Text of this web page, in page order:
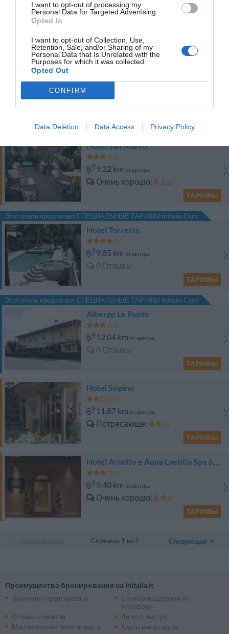
I want to opt-out of processing my
Personal Data for Targeted Advertising.
Opted In
I want to opt-out of Collection, Use,
Retention, Sale, and/or Sharing of my
Personal Data that Is Unrelated with the
Purposes for which it was collected.
Opted Out
CONFIRM
Data Deletion Data Access Privacy Policy
ТАРИФЫ
Потрясающе 8.6/10
Hotel San Marco
9.22 km от центра
Очень хорошо 8.2/10
ТАРИФЫ
Этот отель предлагает СПЕЦИАЛЬНЫЕ ТАРИФЫ InItalia Club!
Hotel Torretta
9.85 km от центра
0 Отзывы
ТАРИФЫ
Этот отель предлагает СПЕЦИАЛЬНЫЕ ТАРИФЫ InItalia Club!
Albergo Le Ruote
12.04 km от центра
0 Отзывы
ТАРИФЫ
Hotel Stipino
11.87 km от центра
Потрясающе 8.8/10
ТАРИФЫ
Hotel Arnolfo e Aqua Laetitia Spa & Beauty
9.40 km от центра
Очень хорошо 8.4/10
ТАРИФЫ
Страница 1 из 2 Следующая
Преимущества бронирования на InItalia.it
Экономия гарантирована
Служба поддержки по
телефону
Отзывы клиентов
Легко и быстро
Максимальная безопасность
Карты и маршруты